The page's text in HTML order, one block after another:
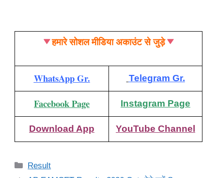
हमारे सोशल मीडिया अकाउंट से जुड़े
WhatsApp Gr. Telegram Gr.
Facebook Page Instagram Page
Download App YouTube Channel
Categories
Result